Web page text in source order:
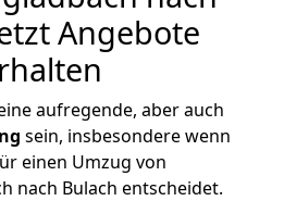
Angebote
aufregende, aber auch
sein, insbesondere wenn
einen Umzug von
nach Bulach entscheidet.